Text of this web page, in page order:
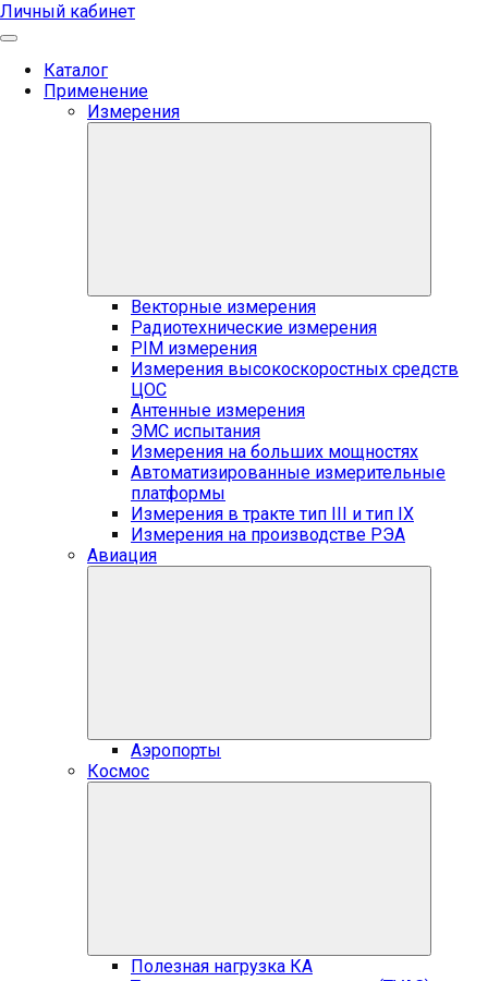
Личный кабинет
Каталог
Применение
Измерения
Векторные измерения
Радиотехнические измерения
PIM измерения
Измерения высокоскоростных средств
ЦОС
Антенные измерения
ЭМС испытания
Измерения на больших мощностях
Автоматизированные измерительные
платформы
Измерения в тракте тип III и тип IX
Измерения на производстве РЭА
Авиация
Аэропорты
Космос
Полезная нагрузка КА